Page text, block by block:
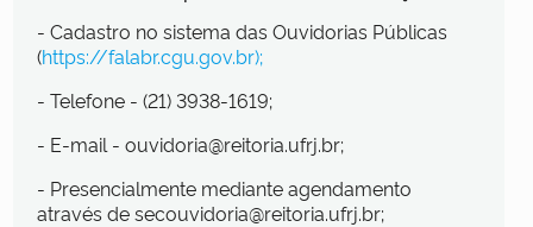
- Cadastro no sistema das Ouvidorias Públicas
(https://falabr.cgu.gov.br);
- Telefone - (21) 3938-1619;
- E-mail - ouvidoria@reitoria.ufrj.br;
- Presencialmente mediante agendamento
através de secouvidoria@reitoria.ufrj.br;